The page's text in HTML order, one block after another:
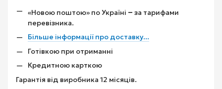
«Новою поштою» по Україні – за тарифами
перевізника.
Більше інформації про доставку...
Готівкою при отриманні
Кредитною карткою
Гарантія від виробника 12 місяців.